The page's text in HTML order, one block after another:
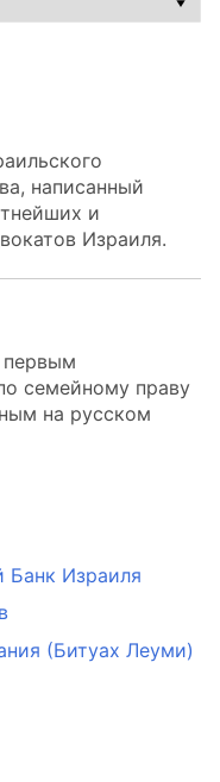
написанный
и
Израиля.
первым
семейному праву
на русском
Банк Израиля
(Битуах Леуми)